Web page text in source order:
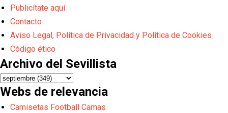
Publicítate aquí
Contacto
Aviso Legal, Política de Privacidad y Política de Cookies
Código ético
Archivo del Sevillista
Webs de relevancia
Camisetas Football Camas